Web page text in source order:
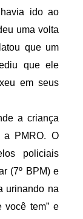
ido ao
uma volta
que um
que ele
em seus
a criança
a PMRO. O
policiais
(7º BPM) e
urinando na
você tem” e